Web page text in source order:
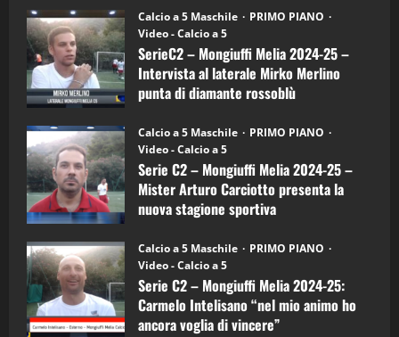
6)
–
Intervista
a
mister
Arturo
Carciotto
(Mongiuffi
Calcio a 5 Maschile
PRIMO PIANO
Video - Calcio a 5
SerieC2 – Mongiuffi Melia 2024-25 –
Intervista al laterale Mirko Merlino
punta di diamante rossoblù
Calcio a 5 Maschile
PRIMO PIANO
Video - Calcio a 5
Serie C2 – Mongiuffi Melia 2024-25 –
Mister Arturo Carciotto presenta la
nuova stagione sportiva
Calcio a 5 Maschile
PRIMO PIANO
Video - Calcio a 5
Serie C2 – Mongiuffi Melia 2024-25:
Carmelo Intelisano “nel mio animo ho
ancora voglia di vincere”
4
“SportEmpire” in Podcast: 27^ Puntata
(Martedi 14 Aprile 2026)
15/04/2026
5
“SportEmpire” in Podcast: 26^ Puntata
(Martedi 07 Aprile 2026)
08/04/2026
1
“SportEmpire” in Podcast: 30^ Puntata
(Martedi 05 Maggio 2026)
08/05/2026